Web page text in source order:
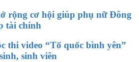
rộng cơ hội giúp phụ nữ Đông
tài chính
thi video “Tổ quốc bình yên”
sinh viên